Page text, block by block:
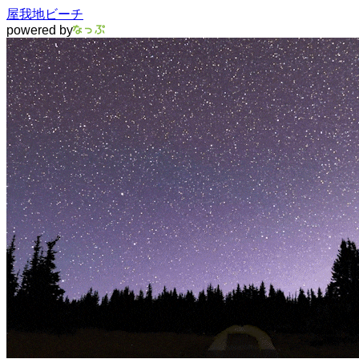
屋我地ビーチ
powered by